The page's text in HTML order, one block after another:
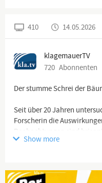
410 14.05.2026
klagemauerTV
720 Abonnenten
Der stumme Schrei der
Seit über 20 Jahren
Forscherin die
Beobachtungen sind brisant:
durch andere Faktoren
Show more